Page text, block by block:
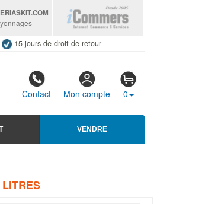
.COM
15 jours de droit de retour
Contact Mon compte 0
VENDRE